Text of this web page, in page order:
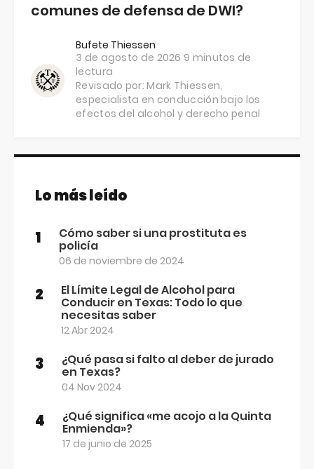
comunes de defensa de DWI?
Bufete Thiessen
3 de agosto de 2026 9 minutos de
lectura
Revisado por:Mark Thiessen,
especialista en conducción bajo los
efectos del alcohol y derecho penal
Lo más leído
1 Cómo saber si una prostituta es
policía
06 de noviembre de 2024
2 El Límite Legal de Alcohol para
Conducir en Texas: Todo lo que
necesitas saber
12 Abr 2024
3 ¿Qué pasa si falto al deber de jurado
en Texas?
04 Nov 2024
4 ¿Qué significa «me acojo a la Quinta
Enmienda»?
17 de junio de 2025